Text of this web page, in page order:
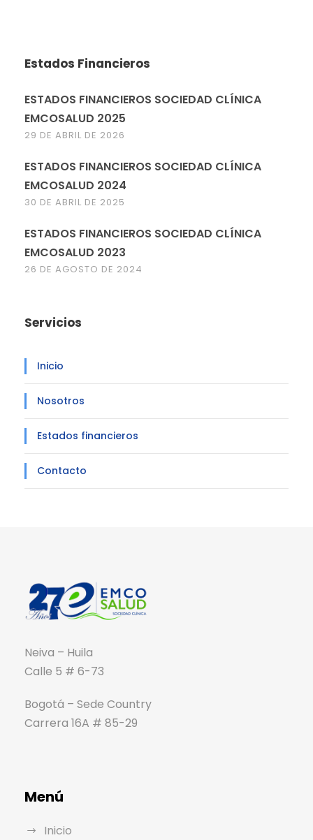
Estados Financieros
ESTADOS FINANCIEROS SOCIEDAD CLÍNICA
EMCOSALUD 2025
29 DE ABRIL DE 2026
ESTADOS FINANCIEROS SOCIEDAD CLÍNICA
EMCOSALUD 2024
30 DE ABRIL DE 2025
ESTADOS FINANCIEROS SOCIEDAD CLÍNICA
EMCOSALUD 2023
26 DE AGOSTO DE 2024
Servicios
Inicio
Nosotros
Estados financieros
Contacto
Neiva – Huila
Calle 5 # 6-73
Bogotá – Sede Country
Carrera 16A # 85-29
Menú
Inicio